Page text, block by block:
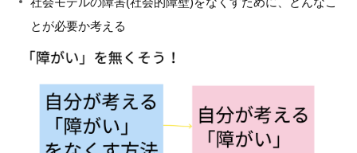
とが必要か考える